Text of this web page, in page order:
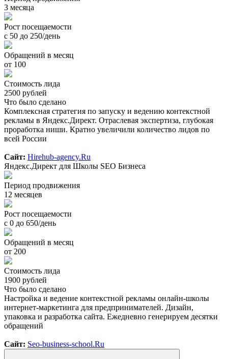
3 месяца
Рост посещаемости
с 50 до 250/день
Обращений в месяц
от 100
Стоимость лида
2500 рублей
Что было сделано
Комплексная стратегия по запуску и ведению контекстной
рекламы в Яндекс.Директ. Отраслевая экспертиза, глубокая
проработка ниши. Кратно увеличили количество лидов по
всей России
Сайт: Hirehub-agency.Ru
Яндекс.Директ для Школы SEO Бизнеса
Период продвижения
12 месяцев
Рост посещаемости
с 0 до 650/день
Обращений в месяц
от 200
Стоимость лида
1900 рублей
Что было сделано
Настройка и ведение контекстной рекламы онлайн-школы
интернет-маркетинга для предпринимателей. Дизайн,
упаковка и разработка сайта. Ежедневно генерируем десятки
обращений
Сайт: Seo-business-school.Ru